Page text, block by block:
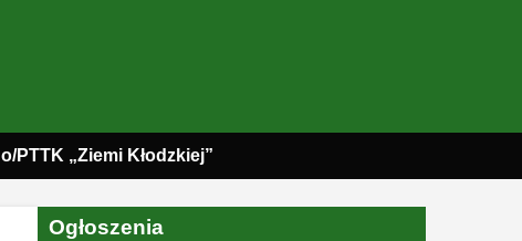
o/PTTK „Ziemi Kłodzkiej”
Ogłoszenia